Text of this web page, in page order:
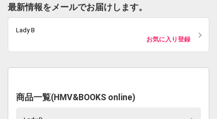
最新情報をメールでお届けします。
Lady B
お気に入り登録
商品一覧(HMV&BOOKS online)